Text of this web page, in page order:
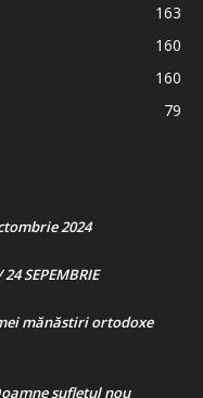
163
160
160
79
2024
SEPEMBRIE
mănăstiri ortodoxe
sufletul nou